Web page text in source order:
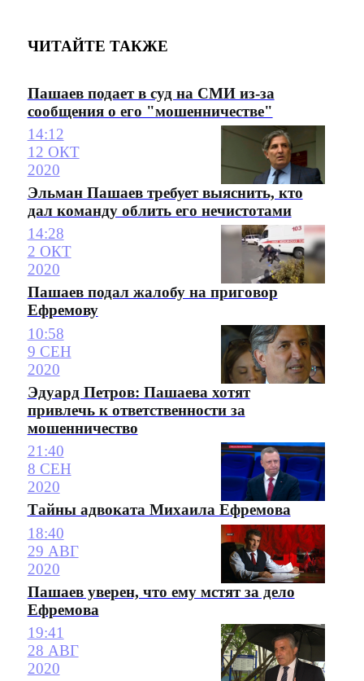
ЧИТАЙТЕ ТАКЖЕ
Пашаев подает в суд на СМИ из-за
сообщения о его "мошенничестве"
14:12
12 ОКТ
2020
Эльман Пашаев требует выяснить, кто
дал команду облить его нечистотами
14:28
2 ОКТ
2020
Пашаев подал жалобу на приговор
Ефремову
10:58
9 СЕН
2020
Эдуард Петров: Пашаева хотят
привлечь к ответственности за
мошенничество
21:40
8 СЕН
2020
Тайны адвоката Михаила Ефремова
18:40
29 АВГ
2020
Пашаев уверен, что ему мстят за дело
Ефремова
19:41
28 АВГ
2020